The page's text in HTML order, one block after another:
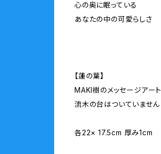
心の奥に眠っている
あなたの中の可愛らしさ
【蓮の葉】
MAKI樹のメッセージアート
流木の台はついていません
各22× 17.5cm 厚み1cm